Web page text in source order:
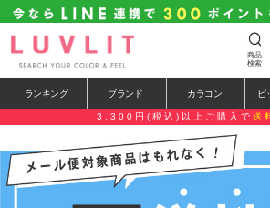
商品
検索
ランキング ブランド カラコン ピ
3,300円(税込)以上ご購入で 送